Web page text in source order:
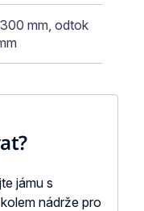
mm, odtok
jámu s
nádrže pro